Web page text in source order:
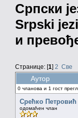
Српски
Srpski
и
Странице: [1] 2 Све
Аутор
0 чланова и 1 гост
Срећко Петровић
одомаћен члан